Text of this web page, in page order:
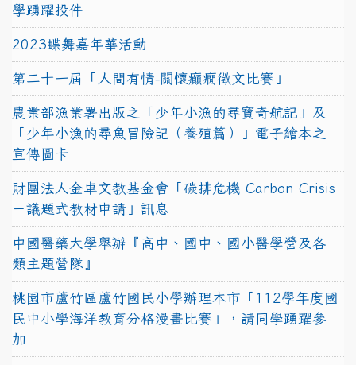
學踴躍投件
2023蝶舞嘉年華活動
第二十一屆「人間有情-關懷癲癇徵文比賽」
農業部漁業署出版之「少年小漁的尋寶奇航記」及
「少年小漁的尋魚冒險記（養殖篇）」電子繪本之
宣傳圖卡
財團法人金車文教基金會「碳排危機 Carbon Crisis
－議題式教材申請」訊息
中國醫藥大學舉辦『高中、國中、國小醫學營及各
類主題營隊』
桃園市蘆竹區蘆竹國民小學辦理本市「112學年度國
民中小學海洋教育分格漫畫比賽」，請同學踴躍參
加